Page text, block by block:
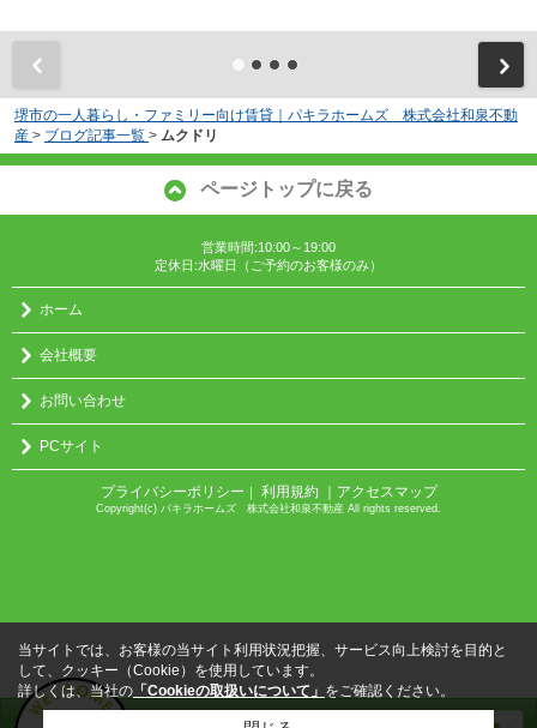
堺市の一人暮らし・ファミリー向け賃貸｜パキラホームズ 株式会社和泉不動
産 > ブログ記事一覧 > ムクドリ
ページトップに戻る
営業時間:10:00～19:00
定休日:水曜日（ご予約のお客様のみ）
ホーム
会社概要
お問い合わせ
PCサイト
プライバシーポリシー ｜ 利用規約 ｜アクセスマップ
Copyright(c) パキラホームズ 株式会社和泉不動産 All rights reserved.
当サイトでは、お客様の当サイト利用状況把握、サービス向上検討を目的と
して、クッキー（Cookie）を使用しています。
詳しくは、当社の 「Cookieの取扱いについて」 をご確認ください。